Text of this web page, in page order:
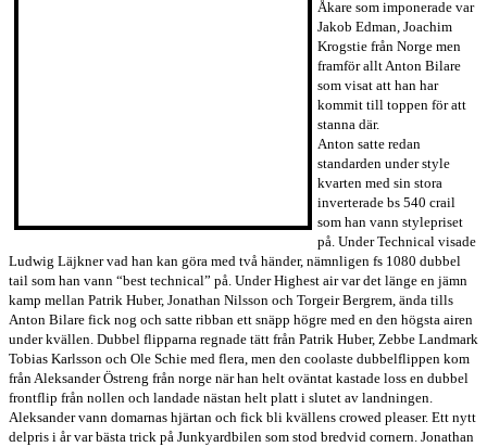
Åkare som imponerade var
Jakob Edman, Joachim
Krogstie från Norge men
framför allt Anton Bilare
som visat att han har
kommit till toppen för att
stanna där.
Anton satte redan
standarden under style
kvarten med sin stora
inverterade bs 540 crail
som han vann stylepriset
på. Under Technical visade
Ludwig Läjkner vad han kan göra med två händer, nämnligen fs 1080 dubbel
tail som han vann “best technical” på. Under Highest air var det länge en jämn
kamp mellan Patrik Huber, Jonathan Nilsson och Torgeir Bergrem, ända tills
Anton Bilare fick nog och satte ribban ett snäpp högre med en den högsta airen
under kvällen. Dubbel flipparna regnade tätt från Patrik Huber, Zebbe Landmark
Tobias Karlsson och Ole Schie med flera, men den coolaste dubbelflippen kom
från Aleksander Östreng från norge när han helt oväntat kastade loss en dubbel
frontflip från nollen och landade nästan helt platt i slutet av landningen.
Aleksander vann domarnas hjärtan och fick bli kvällens crowed pleaser. Ett nytt
delpris i år var bästa trick på Junkyardbilen som stod bredvid cornern. Jonathan